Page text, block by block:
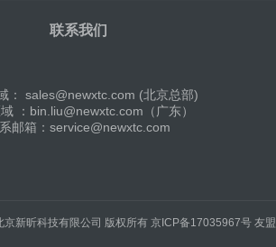
联系我们
： sales@newxtc.com (北京总部)
：bin.liu@newxtc.com（广东）
邮箱：service@newxtc.com
京新昕科技有限公司 版权所有 京ICP备17035967号 友盟